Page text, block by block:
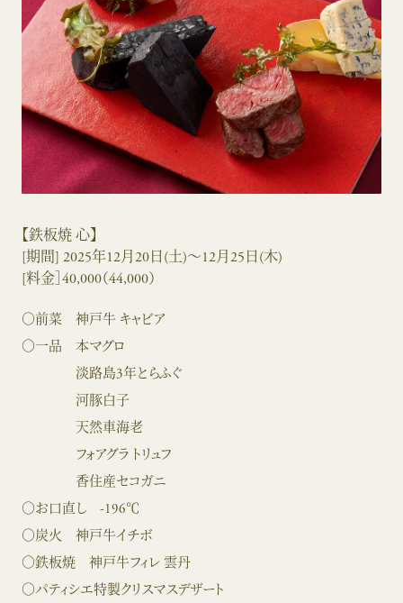
【鉄板焼 心】
[期間] 2025年12月20日(土)～12月25日(木)
[料金］40,000（44,000）
○前菜 神戸牛 キャビア
○一品 本マグロ
淡路島3年とらふぐ
河豚白子
天然車海老
フォアグラ トリュフ
香住産セコガニ
○お口直し -196℃
○炭火 神戸牛イチボ
○鉄板焼 神戸牛フィレ 雲丹
○パティシエ特製クリスマスデザート